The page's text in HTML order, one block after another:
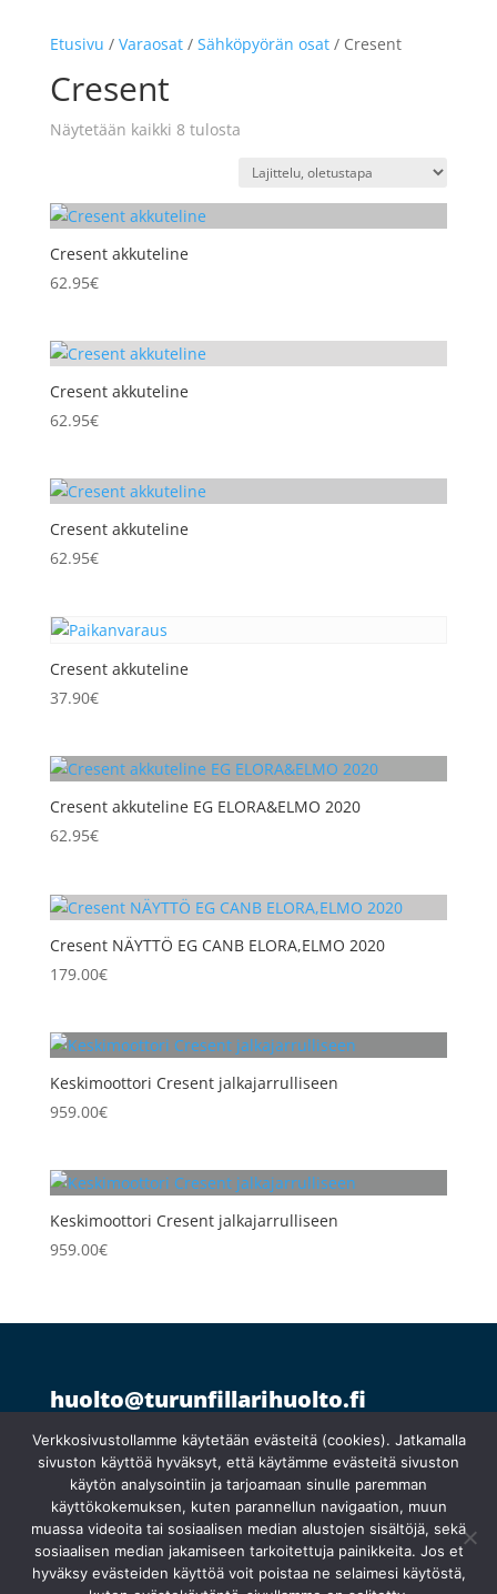
Etusivu / Varaosat/ Sähköpyörän osat/ Cresent
Cresent
Näytetään kaikki 8 tulosta
Cresent akkuteline
62.95€
Cresent akkuteline
62.95€
Cresent akkuteline
62.95€
Cresent akkuteline
37.90€
Cresent akkuteline EG ELORA&ELMO 2020
62.95€
Cresent NÄYTTÖ EG CANB ELORA,ELMO 2020
179.00€
Keskimoottori Cresent jalkajarrulliseen
959.00€
Keskimoottori Cresent jalkajarrulliseen
959.00€
huolto@turunfillarihuolto.fi
Palometsäntie 14, 20610 Turku
044 766 1250
} Ma 10:30–18:30
Ti suljettu
Ke–pe 10:00–18:00
Verkkosivustollamme käytetään evästeitä (cookies). Jatkamalla
sivuston käyttöä hyväksyt, että käytämme evästeitä sivuston
käytön analysointiin ja tarjoamaan sinulle paremman
käyttökokemuksen, kuten parannellun navigaation, muun
muassa videoita tai sosiaalisen median alustojen sisältöjä, sekä
sosiaalisen median jakamiseen tarkoitettuja painikkeita. Jos et
hyväksy evästeiden käyttöä voit poistaa ne selaimesi käytöstä,